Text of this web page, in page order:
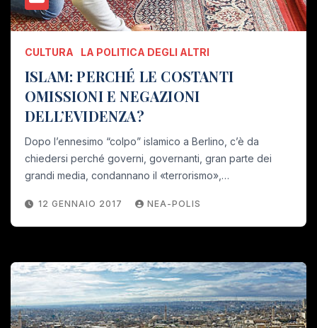
CULTURA LA POLITICA DEGLI ALTRI
ISLAM: PERCHÉ LE COSTANTI
OMISSIONI E NEGAZIONI
DELL’EVIDENZA?
Dopo l’ennesimo “colpo” islamico a Berlino, c’è da
chiedersi perché governi, governanti, gran parte dei
grandi media, condannano il «terrorismo»,…
12 GENNAIO 2017 NEA-POLIS